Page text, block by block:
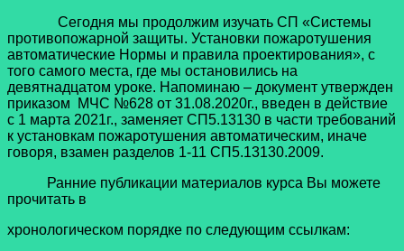
Сегодня мы продолжим изучать СП «Системы
противопожарной защиты. Установки пожаротушения
автоматические Нормы и правила проектирования», с
того самого места, где мы остановились на
девятнадцатом уроке. Напоминаю – документ утвержден
приказом МЧС №628 от 31.08.2020г., введен в действие
с 1 марта 2021г., заменяет СП5.13130 в части требований
к установкам пожаротушения автоматическим, иначе
говоря, взамен разделов 1-11 СП5.13130.2009.
Ранние публикации материалов курса Вы можете
прочитать в
хронологическом порядке по следующим ссылкам: